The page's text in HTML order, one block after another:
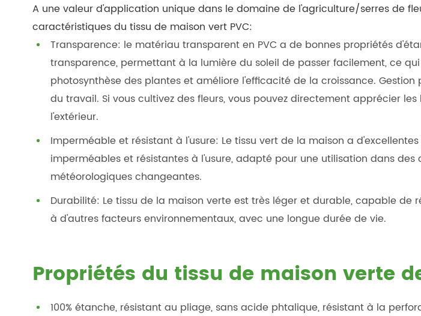
A une valeur d'application unique dans le domaine de l'agriculture/serres de
caractéristiques du tissu de maison vert PVC:
Transparence: le matériau transparent en PVC a de bonnes propriétés
transparence, permettant à la lumière du soleil de passer facilement, ce
photosynthèse des plantes et améliore l'efficacité de la croissance.
du travail. Si vous cultivez des fleurs, vous pouvez directement apprécier les
l'extérieur.
Imperméable et résistant à l'usure: Le tissu vert de la maison a
imperméables et résistantes à l'usure, adapté pour une utilisation dans des
météorologiques changeantes.
Durabilité: Le tissu de la maison verte est très léger et durable, capable de
à d'autres facteurs environnementaux, avec une longue durée de vie.
Propriétés du tissu de maison verte
100% étanche, résistant au pliage, sans acide phtalique, résistant à la